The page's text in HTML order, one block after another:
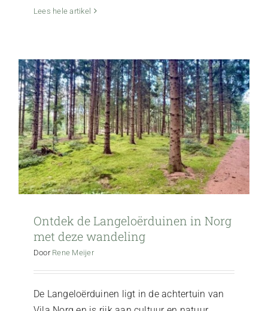
Lees hele artikel
Activiteiten De Kop van Drenthe
Ontdek de Langeloërduinen in Norg
met deze wandeling
Door Rene Meijer
De Langeloërduinen ligt in de achtertuin van